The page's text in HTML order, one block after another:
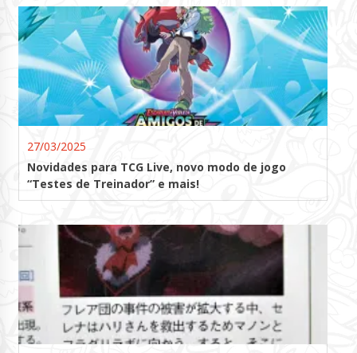
27/03/2025
Novidades para TCG Live, novo modo de jogo
“Testes de Treinador” e mais!